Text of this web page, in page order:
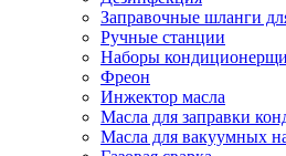
Заправочные шланги
Ручные станции
Наборы
Фреон
Инжектор масла
Масла для заправки
Масла для вакуумных